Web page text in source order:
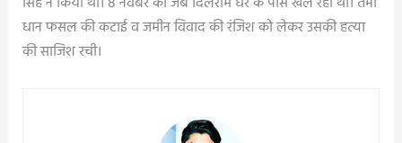
धान फसल की कटाई व जमीन विवाद की रंजिश को लेकर उसकी हत्या
की साजिश रची।